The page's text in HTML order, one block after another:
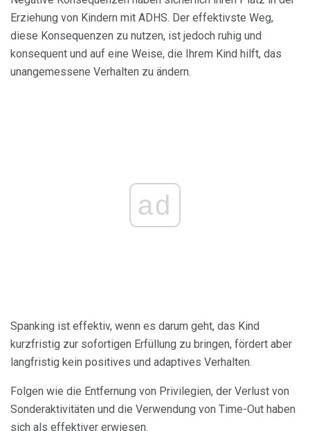
Erziehung von Kindern mit ADHS. Der effektivste Weg,
diese Konsequenzen zu nutzen, ist jedoch ruhig und
konsequent und auf eine Weise, die Ihrem Kind hilft, das
unangemessene Verhalten zu ändern.
ad
Spanking ist effektiv, wenn es darum geht, das Kind
kurzfristig zur sofortigen Erfüllung zu bringen, fördert aber
langfristig kein positives und adaptives Verhalten.
Folgen wie die Entfernung von Privilegien, der Verlust von
Sonderaktivitäten und die Verwendung von Time-Out haben
sich als effektiver erwiesen.